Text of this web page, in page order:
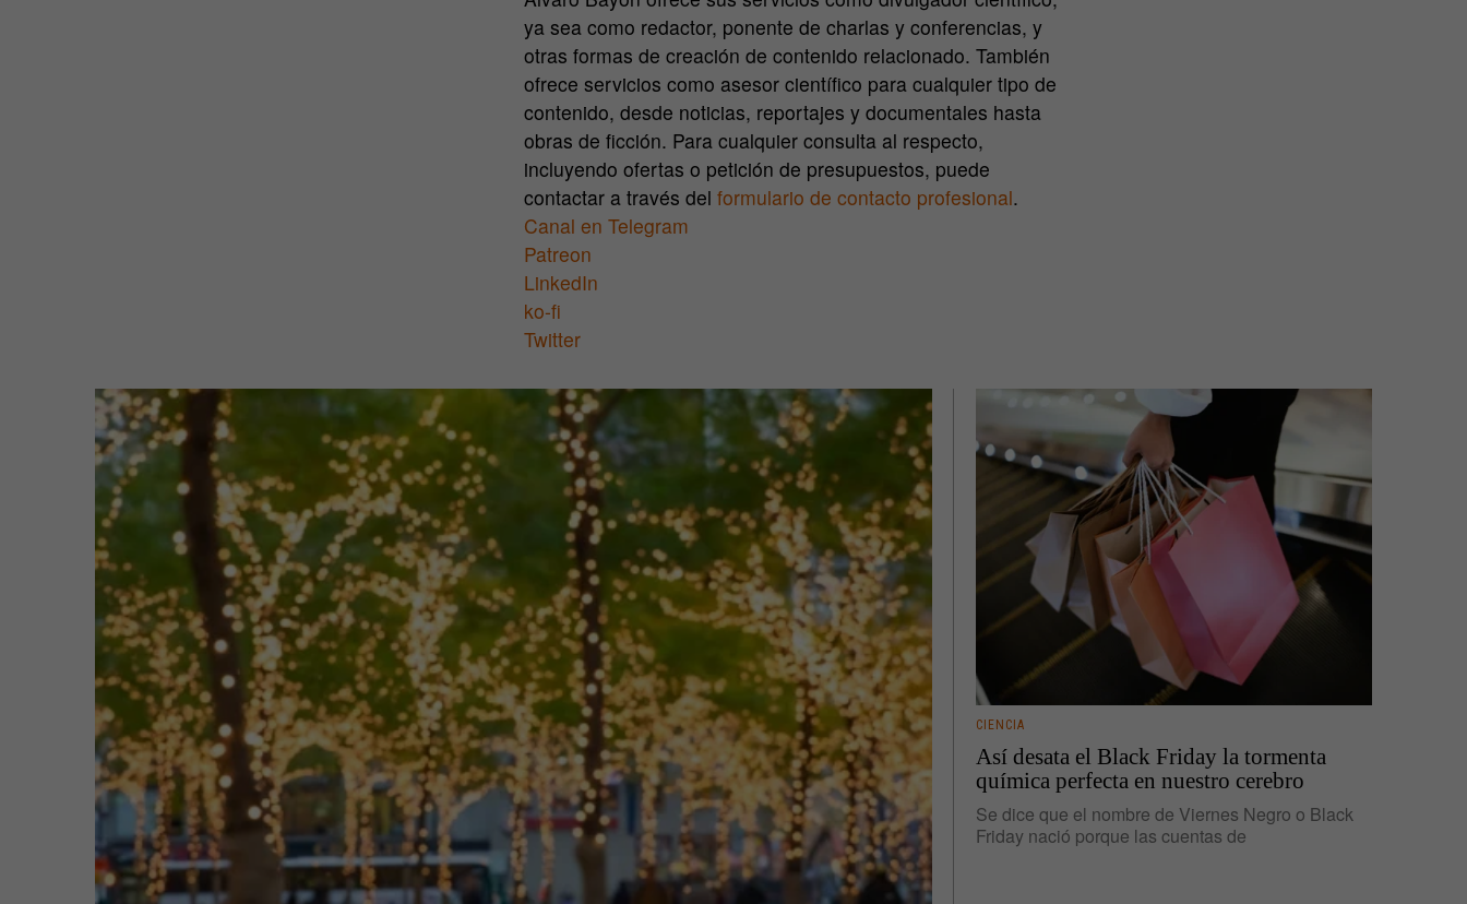
ya sea como redactor, ponente de charlas y conferencias, y
otras formas de creación de contenido relacionado. También
ofrece servicios como asesor científico para cualquier tipo de
contenido, desde noticias, reportajes y documentales hasta
obras de ficción. Para cualquier consulta al respecto,
incluyendo ofertas o petición de presupuestos, puede
contactar a través delformulario de contacto profesional.
Canal en Telegram
Patreon
LinkedIn
ko-fi
Twitter
CIENCIA
Así desata el Black Friday la tormenta
química perfecta en nuestro cerebro
Se dice que el nombre de Viernes Negro o Black
Friday nació porque las cuentas de